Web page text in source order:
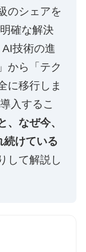
のシェアを
確な解決
技術の進
から「テク
に移行しま
入するこ
、なぜ今、
けている
して解説し